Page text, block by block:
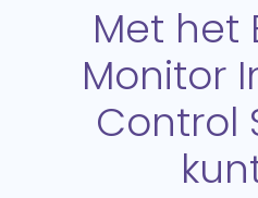
Met het
Monitor
Control